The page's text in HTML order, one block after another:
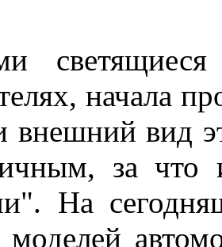
начала
внешний вид
за что
На